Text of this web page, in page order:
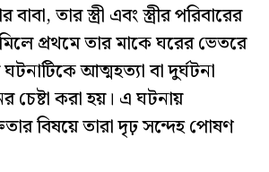
তার স্ত্রী এবং স্ত্রীর পরিবারের
প্রথমে তার মাকে ঘরের ভেতরে
আত্মহত্যা বা দুর্ঘটনা
চেষ্টা করা হয়। এ ঘটনায়
বিষয়ে তারা দৃঢ় সন্দেহ পোষণ